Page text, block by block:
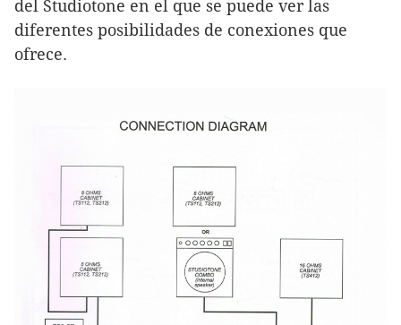
del Studiotone en el que se puede ver las
diferentes posibilidades de conexiones que
ofrece.